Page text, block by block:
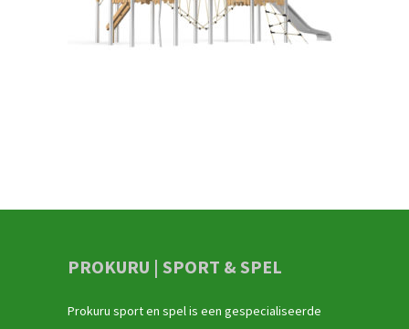
PROKURU | SPORT & SPEL
Prokuru sport en spel is een gespecialiseerde